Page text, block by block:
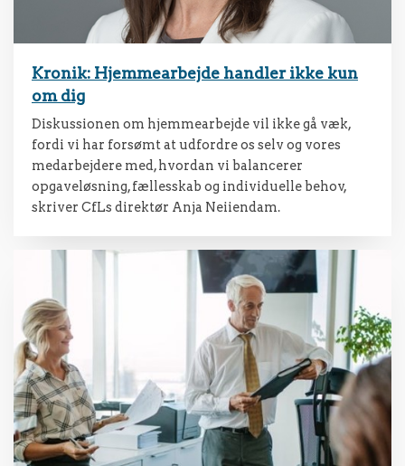
Kronik: Hjemmearbejde handler ikke kun
om dig
Diskussionen om hjemmearbejde vil ikke gå væk,
fordi vi har forsømt at udfordre os selv og vores
medarbejdere med, hvordan vi balancerer
opgaveløsning, fællesskab og individuelle behov,
skriver CfLs direktør Anja Neiiendam.